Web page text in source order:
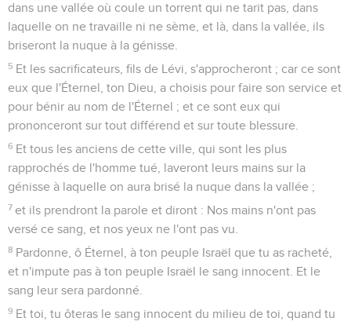
dans une vallée où coule un torrent qui ne tarit pas, dans
laquelle on ne travaille ni ne sème, et là, dans la vallée, ils
briseront la nuque à la génisse.
5 Et les sacrificateurs, fils de Lévi, s'approcheront ; car ce sont
eux que l'Éternel, ton Dieu, a choisis pour faire son service et
pour bénir au nom de l'Éternel ; et ce sont eux qui
prononceront sur tout différend et sur toute blessure.
6 Et tous les anciens de cette ville, qui sont les plus
rapprochés de l'homme tué, laveront leurs mains sur la
génisse à laquelle on aura brisé la nuque dans la vallée ;
7 et ils prendront la parole et diront : Nos mains n'ont pas
versé ce sang, et nos yeux ne l'ont pas vu.
8 Pardonne, ô Éternel, à ton peuple Israël que tu as racheté,
et n'impute pas à ton peuple Israël le sang innocent. Et le
sang leur sera pardonné.
9 Et toi, tu ôteras le sang innocent du milieu de toi, quand tu